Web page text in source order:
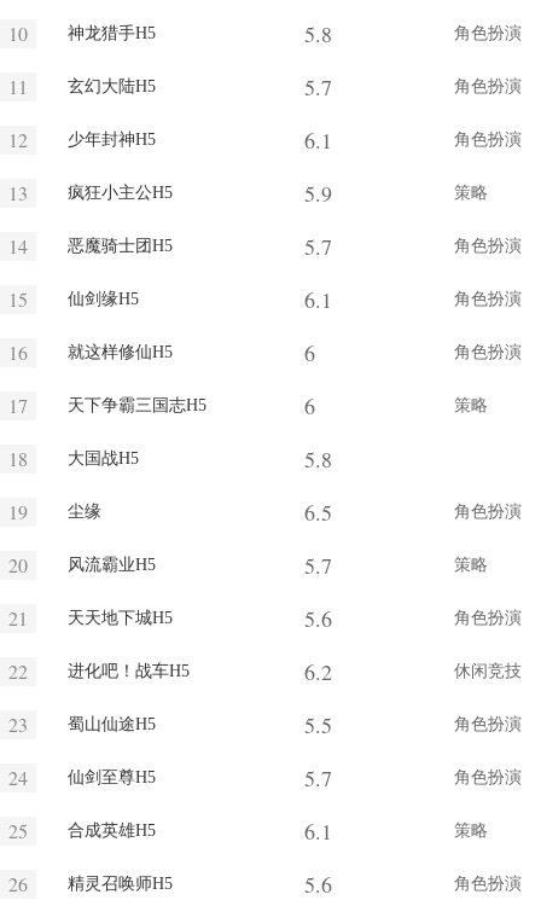
10 神龙猎手H5 5.8 角色扮演
11 玄幻大陆H5 5.7 角色扮演
12 少年封神H5 6.1 角色扮演
13 疯狂小主公H5 5.9 策略
14 恶魔骑士团H5 5.7 角色扮演
15 仙剑缘H5 6.1 角色扮演
16 就这样修仙H5 6 角色扮演
17 天下争霸三国志H5 6 策略
18 大国战H5 5.8
19 尘缘 6.5 角色扮演
20 风流霸业H5 5.7 策略
21 天天地下城H5 5.6 角色扮演
22 进化吧！战车H5 6.2 休闲竞技
23 蜀山仙途H5 5.5 角色扮演
24 仙剑至尊H5 5.7 角色扮演
25 合成英雄H5 6.1 策略
26 精灵召唤师H5 5.6 角色扮演